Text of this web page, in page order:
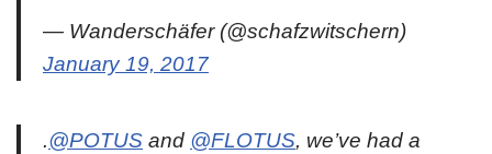
— Wanderschäfer (@schafzwitschern)
January 19, 2017
.@POTUS and @FLOTUS, we’ve had a